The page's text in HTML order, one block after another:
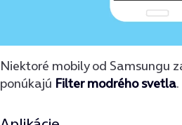
Niektoré mobily od Samsungu
ponúkajú Filter modrého svetla.